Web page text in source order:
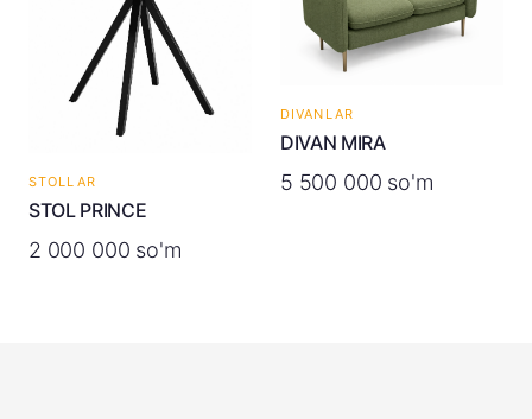
STOLLAR
STOL PRINCE
2 000 000 so'm
DIVANLAR
DIVAN MIRA
5 500 000 so'm